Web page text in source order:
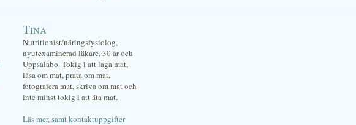
Tina
Nutritionist/näringsfysiolog,
nyutexaminerad läkare, 30 år och
Uppsalabo. Tokig i att laga mat,
läsa om mat, prata om mat,
fotografera mat, skriva om mat och
inte minst tokig i att äta mat.
Läs mer, samt kontaktuppgifter